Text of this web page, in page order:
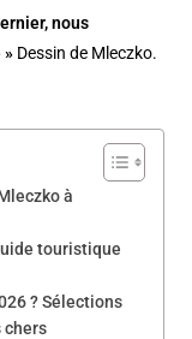
nous
» Dessin de Mleczko.
à
touristique
? Sélections
chers